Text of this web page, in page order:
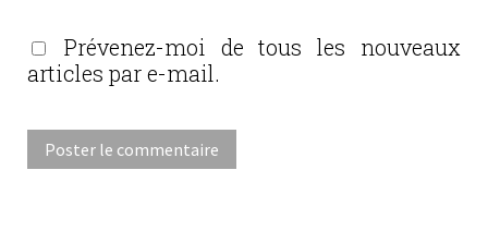
Prévenez-moi de tous les nouveaux
articles par e-mail.